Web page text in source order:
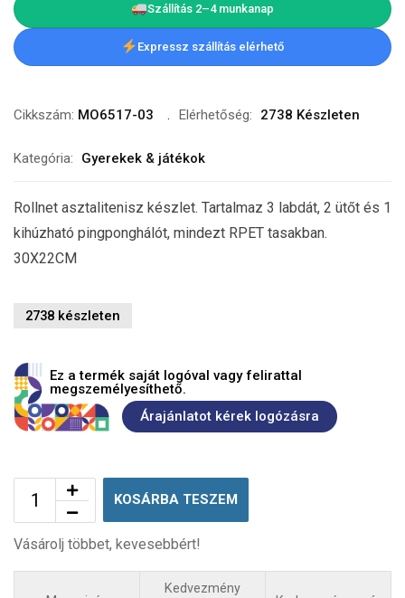
Szállítás 2–4 munkanap
Expressz szállítás elérhető
Cikkszám: MO6517-03 Elérhetőség: 2738 Készleten
Kategória: Gyerekek & játékok
Rollnet asztalitenisz készlet. Tartalmaz 3 labdát, 2 ütőt és 1
kihúzható pingponghálót, mindezt RPET tasakban.
30X22CM
2738 készleten
Ez a termék saját logóval vagy felirattal
megszemélyesíthető.
Árajánlatot kérek logózásra
KOSÁRBA TESZEM
Vásárolj többet, kevesebbért!
Kedvezmény